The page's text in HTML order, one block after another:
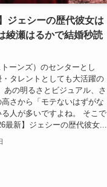
ジェシーの歴代彼女は
綾瀬はるかで結婚秒読
ーンズ）のセンターとし
タレントとしても大活躍の
あの明るさとビジュアル、さ
さから「モテないはずがな
人が多いですよね。 そこで
最新】ジェシーの歴代彼女...